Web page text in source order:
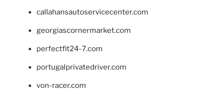
callahansautoservicecenter.com
georgiascornermarket.com
perfectfit24-7.com
portugalprivatedriver.com
von-racer.com